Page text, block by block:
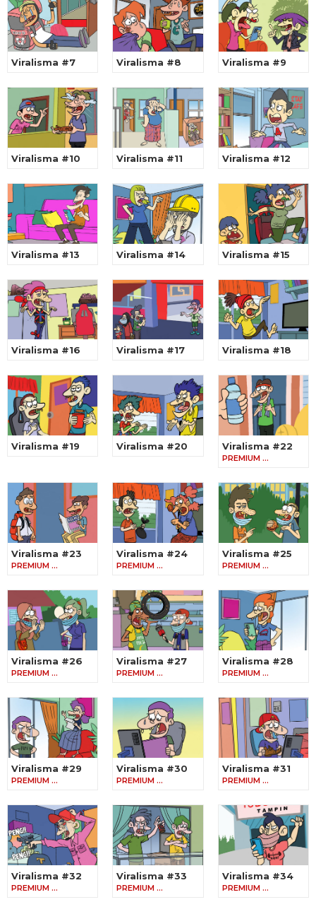
Viralisma #7 Viralisma #8 Viralisma #9
Viralisma #10 Viralisma #11 Viralisma #12
Viralisma #13 Viralisma #14 Viralisma #15
Viralisma #16 Viralisma #17 Viralisma #18
Viralisma #19 Viralisma #20 Viralisma #22
PREMIUM …
Viralisma #23
PREMIUM …
Viralisma #24
PREMIUM …
Viralisma #25
PREMIUM …
Viralisma #26
PREMIUM …
Viralisma #27
PREMIUM …
Viralisma #28
PREMIUM …
Viralisma #29
PREMIUM …
Viralisma #30
PREMIUM …
Viralisma #31
PREMIUM …
Viralisma #32
PREMIUM …
Viralisma #33
PREMIUM …
Viralisma #34
PREMIUM …